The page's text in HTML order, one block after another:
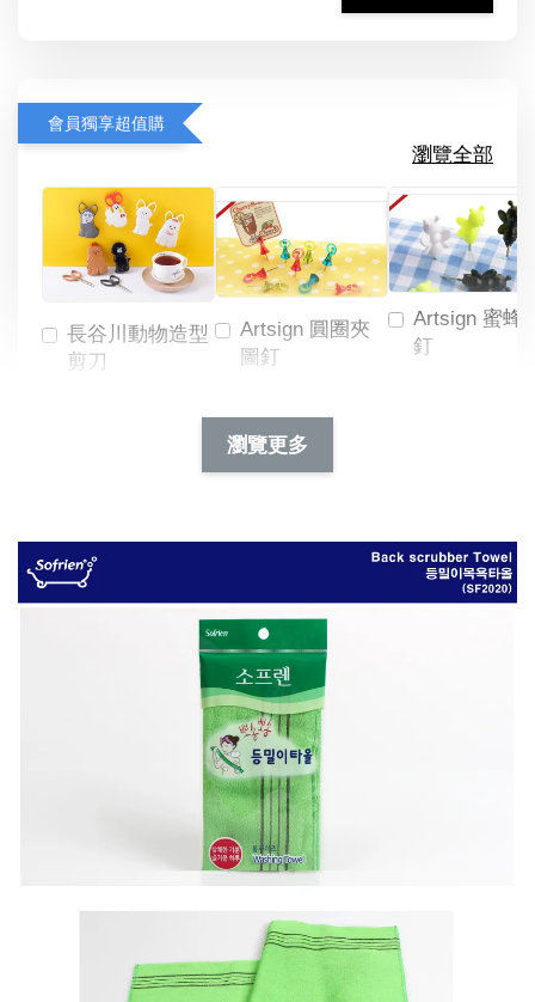
會員獨享超值購
瀏覽全部
長谷川動物造型
剪刀
Artsign 圓圈夾
圖釘
NT$ 19.00
NT$ 66.00
Artsign 蜜蜂
釘
加入購物車
瀏覽更多